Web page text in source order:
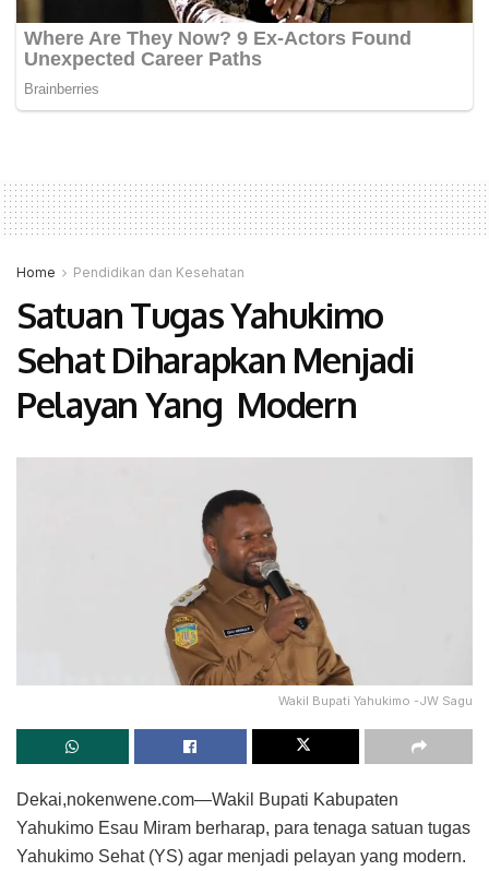
Home Pendidikan dan Kesehatan
Satuan Tugas Yahukimo
Sehat Diharapkan Menjadi
Pelayan Yang Modern
Wakil Bupati Yahukimo -JW Sagu
Dekai,nokenwene.com—Wakil Bupati Kabupaten
Yahukimo Esau Miram berharap, para tenaga satuan tugas
Yahukimo Sehat (YS) agar menjadi pelayan yang modern.